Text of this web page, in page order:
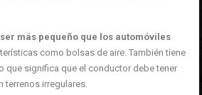
más pequeño que los automóviles
como bolsas de aire. También tiene
que significa que el conductor debe tener
terrenos irregulares.